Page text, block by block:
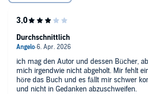
ich mag den Autor und dessen Bücher,
mich irgendwie nicht abgeholt. Mir fehlt
höre das Buch und es fällt mir schwer
und nicht in Gedanken abzuschweifen.
Durchschnittlich